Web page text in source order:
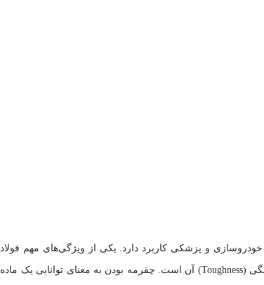
و پزشکی کاربرد دارد. یکی از ویژگی‌های مهم فولاد
که آن را برای این کاربردها مناسب می‌کند، چقرمگی (Toughness) آن است. چقرمه بودن به معنای توانایی یک ماده